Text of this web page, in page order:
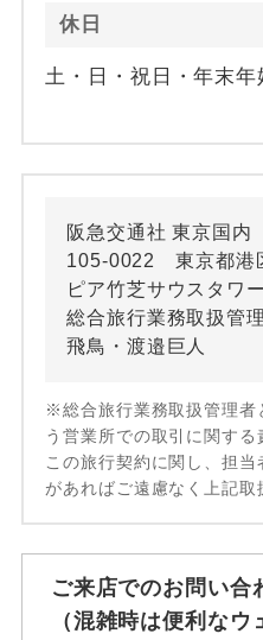
休日
土・日・祝日・年末年
阪急交通社 東京国
105-0022 東京都港
ピア竹芝サウスタワー
総合旅行業務取扱管
飛鳥・渡邉巨人
※総合旅行業務取扱管理者
う営業所での取引に関する
この旅行契約に関し、担
があればご遠慮なく上記取
ご来店でのお問い合
（混雑時は便利な